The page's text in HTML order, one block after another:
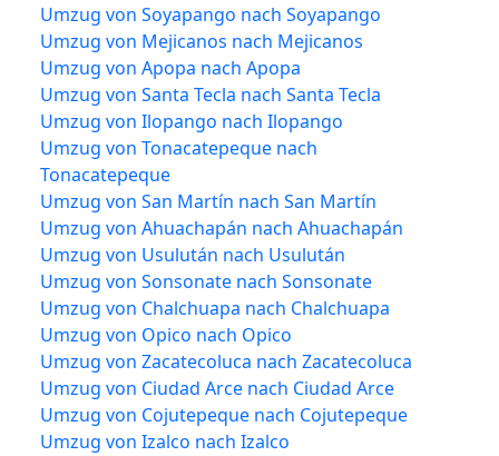
Umzug von Soyapango nach Soyapango
Umzug von Mejicanos nach Mejicanos
Umzug von Apopa nach Apopa
Umzug von Santa Tecla nach Santa Tecla
Umzug von Ilopango nach Ilopango
Umzug von Tonacatepeque nach
Tonacatepeque
Umzug von San Martín nach San Martín
Umzug von Ahuachapán nach Ahuachapán
Umzug von Usulután nach Usulután
Umzug von Sonsonate nach Sonsonate
Umzug von Chalchuapa nach Chalchuapa
Umzug von Opico nach Opico
Umzug von Zacatecoluca nach Zacatecoluca
Umzug von Ciudad Arce nach Ciudad Arce
Umzug von Cojutepeque nach Cojutepeque
Umzug von Izalco nach Izalco